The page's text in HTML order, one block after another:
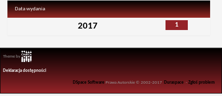
Data wydania
1
2017
Theme by
Deklaracja dostępności
DSpace Software Prawa Autorskie © 2002-2017 Duraspace -Zgłoś problem